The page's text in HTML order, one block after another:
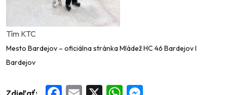
Tím KTC
Mesto Bardejov – oficiálna stránkaMládež HC 46 BardejovI
Bardejov
Zdieľať: Facebook
Email WhatsApp